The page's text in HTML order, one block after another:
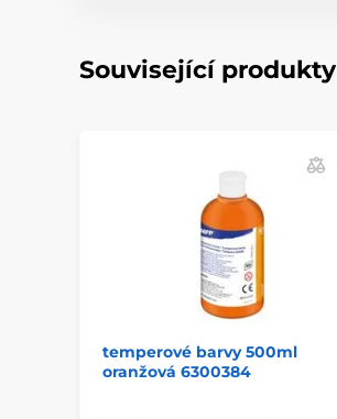
Související produkty
temperové barvy 500ml
oranžová 6300384